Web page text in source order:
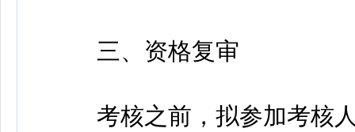
三、资格复审
考核之前，拟参加考核人